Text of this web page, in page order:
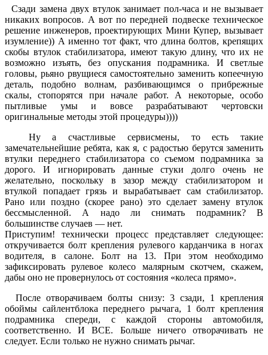
Сзади замена двух втулок занимает пол-часа и не вызывает
никаких вопросов. А вот по передней подвеске техническое
решение инженеров, проектирующих Мини Купер, вызывает
изумление)) А именно тот факт, что длина болтов, крепящих
скобы втулок стабилизатора, имеют такую длину, что их не
возможно изъять, без опускания подрамника. И светлые
головы, рьяно рвущиеся самостоятельно заменить копеечную
деталь, подобно волнам, разбивающимся о прибрежные
скалы, стопорятся при начале работ. А некоторые, особо
пытливые умы и вовсе разрабатывают чертовски
оригинальные методы этой процедуры))))
Ну а счастливые сервисмены, то есть такие
замечательнейшие ребята, как я, с радостью берутся заменить
втулки переднего стабилизатора со съемом подрамника за
дорого. И игнорировать данные стуки долго очень не
желательно, поскольку в зазор между стабилизатором и
втулкой попадает грязь и вырабатывает сам стабилизатор.
Рано или поздно (скорее рано) это сделает замену втулок
бессмысленной. А надо ли снимать подрамник? В
большинстве случаев — нет.
Приступим! технически процесс представляет следующее:
откручивается болт крепления рулевого карданчика в ногах
водителя, в салоне. Болт на 13. При этом необходимо
зафиксировать рулевое колесо малярным скотчем, скажем,
дабы оно не провернулось от состояния «колеса прямо».
После отворачиваем болты снизу: 3 сзади, 1 крепления
обоймы сайлентблока переднего рычага, 1 болт крепления
подрамника спереди, с каждой стороны автомобиля,
соответственно. И ВСЕ. Больше ничего отворачивать не
следует. Если только не нужно снимать рычаг.